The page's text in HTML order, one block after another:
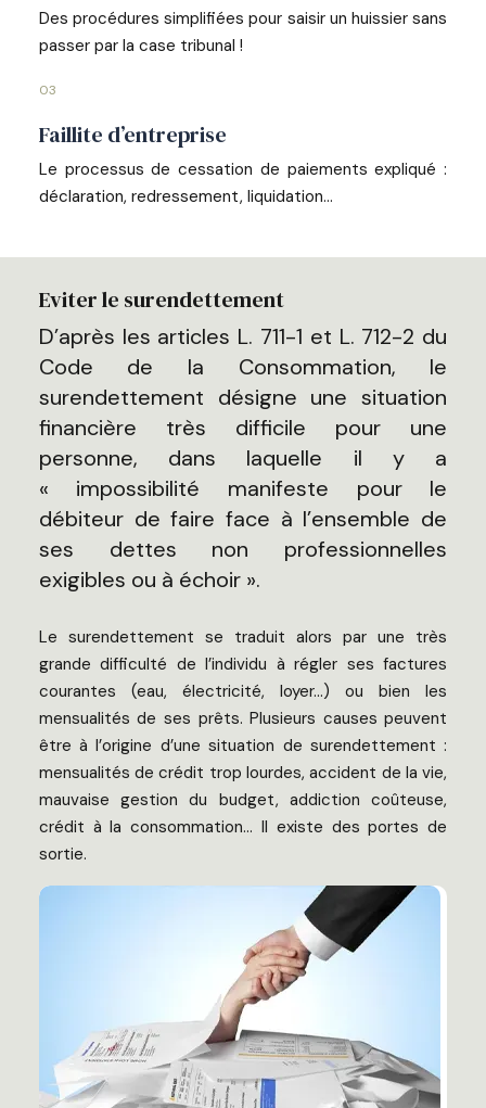
Des procédures simplifiées pour saisir un huissier sans
passer par la case tribunal !
03
Faillite d’entreprise
Le processus de cessation de paiements expliqué :
déclaration, redressement, liquidation…
Eviter le surendettement
D’après les articles L. 711-1 et L. 712-2 du
Code de la Consommation, le
surendettement désigne une situation
financière très difficile pour une
personne, dans laquelle il y a
« impossibilité manifeste pour le
débiteur de faire face à l’ensemble de
ses dettes non professionnelles
exigibles ou à échoir ».
Le surendettement se traduit alors par une très
grande difficulté de l’individu à régler ses factures
courantes (eau, électricité, loyer…) ou bien les
mensualités de ses prêts. Plusieurs causes peuvent
être à l’origine d’une situation de surendettement :
mensualités de crédit trop lourdes, accident de la vie,
mauvaise gestion du budget, addiction coûteuse,
crédit à la consommation… Il existe des portes de
sortie.